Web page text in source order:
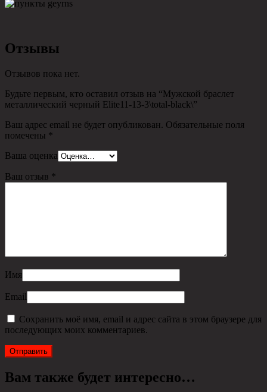
Отзывы
Отзывов пока нет.
Будьте первым, кто оставил отзыв на “Мужской браслет
металлический черный Elite11-13-3\total-black\”
Ваш адрес email не будет опубликован. Обязательные поля
помечены *
Ваша оценка
Ваш отзыв *
Имя
Email
Сохранить моё имя, email и адрес сайта в этом браузере для
последующих моих комментариев.
Вам также будет интересно…